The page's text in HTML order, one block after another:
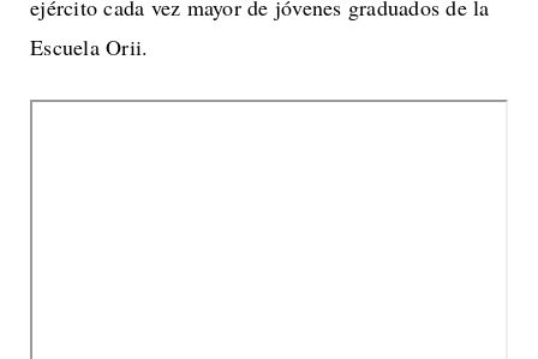
ejército cada vez mayor de jóvenes graduados de la
Escuela Orii.